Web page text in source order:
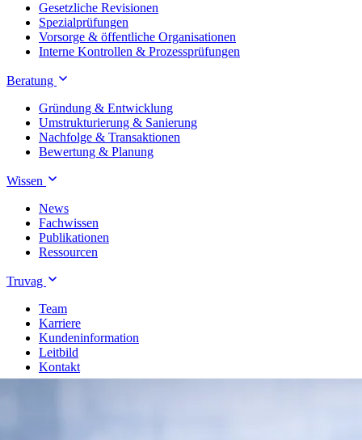
Gesetzliche Revisionen
Spezialprüfungen
Vorsorge & öffentliche Organisationen
Interne Kontrollen & Prozessprüfungen
Beratung
Gründung & Entwicklung
Umstrukturierung & Sanierung
Nachfolge & Transaktionen
Bewertung & Planung
Wissen
News
Fachwissen
Publikationen
Ressourcen
Truvag
Team
Karriere
Kundeninformation
Leitbild
Kontakt